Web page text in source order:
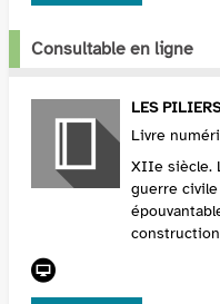
Consultable en ligne
LES
Livre
XIIe siècle.
guerre